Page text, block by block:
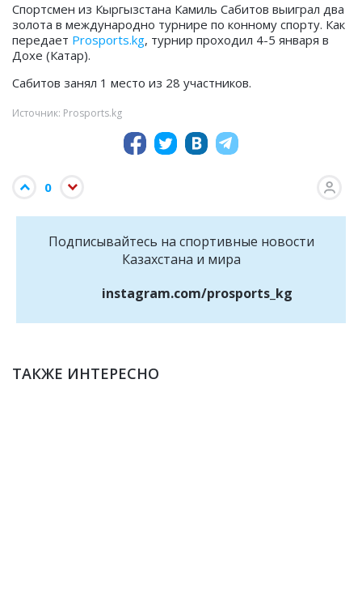
Спортсмен из Кыргызстана Камиль Сабитов выиграл два
золота в международно турнире по конному спорту. Как
передает Prosports.kg, турнир проходил 4-5 января в
Дохе (Катар).
Сабитов занял 1 место из 28 участников.
Источник: Prosports.kg
0
Подписывайтесь на cпортивные новости
Казахстана и мира
instagram.com/prosports_kg
ТАКЖЕ ИНТЕРЕСНО